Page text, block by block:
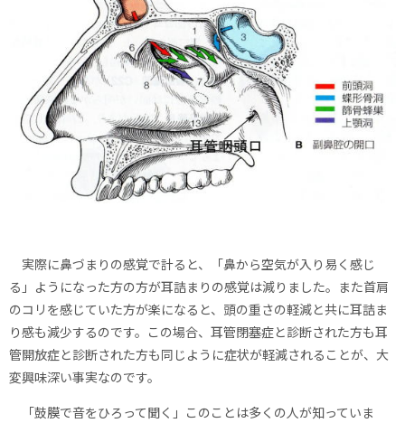
実際に鼻づまりの感覚で計ると、「鼻から空気が入り易く感じ
る」ようになった方の方が耳詰まりの感覚は減りました。また首肩
のコリを感じていた方が楽になると、頭の重さの軽減と共に耳詰ま
り感も減少するのです。この場合、耳管閉塞症と診断された方も耳
管開放症と診断された方も同じように症状が軽減されることが、大
変興味深い事実なのです。
「鼓膜で音をひろって聞く」このことは多くの人が知っていま